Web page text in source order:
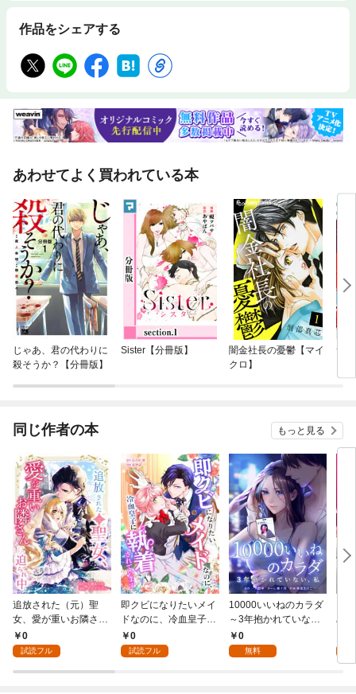
作品をシェアする
あわせてよく買われている本
じゃあ、君の代わりに
殺そうか？【分冊版】
Sister【分冊版】
闇金社長の憂鬱【マイ
クロ】
サ
同じ作者の本 もっと見る
追放された（元）聖
女、愛が重いお隣さん
に迫られ中第1話
0
試読フル
即クビになりたいメイ
ドなのに、冷血皇子に
執着されています第1
話
0
試読フル
10000いいねのカラダ
～3年抱かれていな
い、私～第1話
0
無料
み
し